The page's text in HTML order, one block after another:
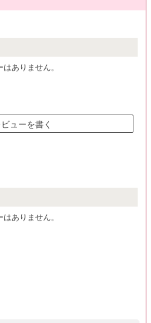
はありません。
ビューを書く
はありません。